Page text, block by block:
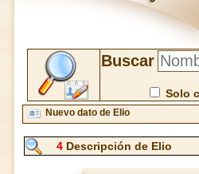
Buscar
Solo
Nuevo dato de Elio
4Descripción de Elio